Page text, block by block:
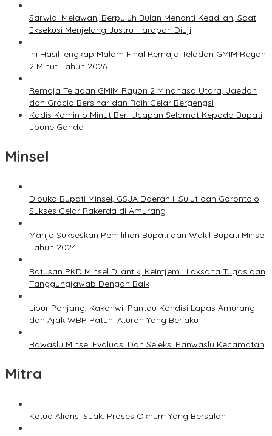
Sarwidi Melawan, Berpuluh Bulan Menanti Keadilan, Saat
Eksekusi Menjelang Justru Harapan Diuji
Ini Hasil lengkap Malam Final Remaja Teladan GMIM Rayon
2 Minut Tahun 2026
Remaja Teladan GMIM Rayon 2 Minahasa Utara, Jaedon
dan Gracia Bersinar dan Raih Gelar Bergengsi
Kadis Kominfo Minut Beri Ucapan Selamat Kepada Bupati
Joune Ganda
Minsel
Dibuka Bupati Minsel, GSJA Daerah II Sulut dan Gorontalo
Sukses Gelar Rakerda di Amurang
Marijo Sukseskan Pemilihan Bupati dan Wakil Bupati Minsel
Tahun 2024
Ratusan PKD Minsel Dilantik, Keintjem : Laksana Tugas dan
Tanggungjawab Dengan Baik
Libur Panjang, Kakanwil Pantau Kondisi Lapas Amurang
dan Ajak WBP Patuhi Aturan Yang Berlaku
Bawaslu Minsel Evaluasi Dan Seleksi Panwaslu Kecamatan
Mitra
Ketua Aliansi Suak: Proses Oknum Yang Bersalah